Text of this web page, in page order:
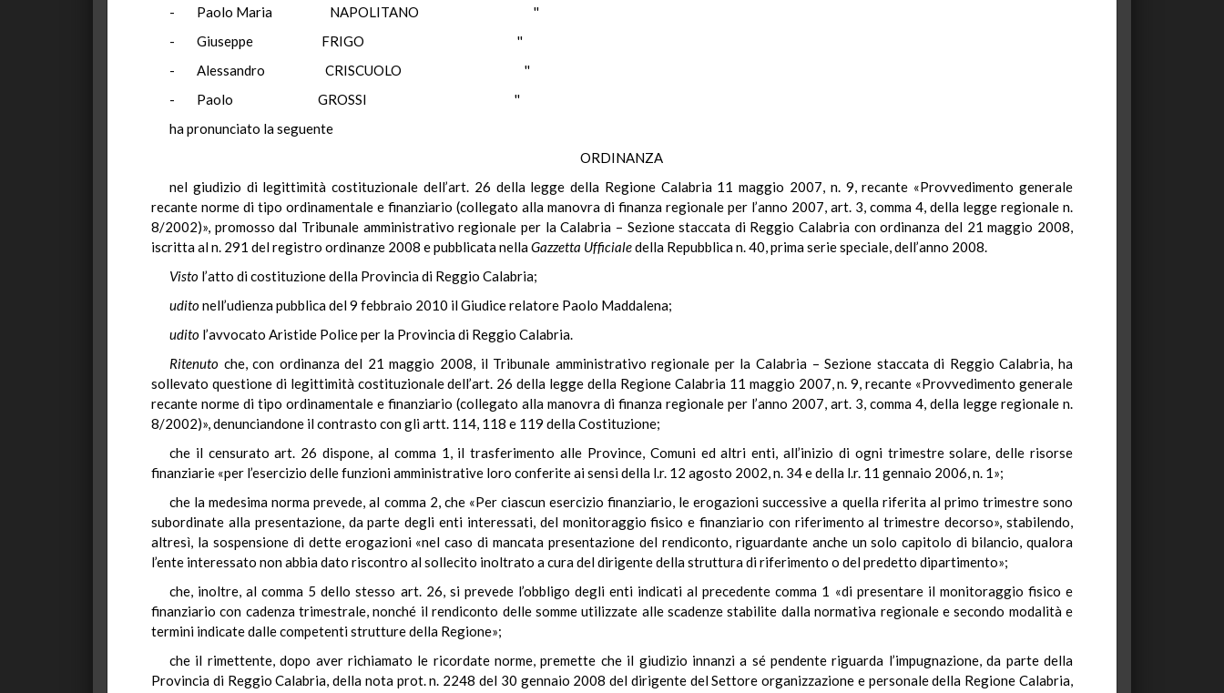
- Paolo Maria NAPOLITANO ''
- Giuseppe FRIGO ''
- Alessandro CRISCUOLO ''
- Paolo GROSSI ''
ha pronunciato la seguente
ORDINANZA
nel giudizio di legittimità costituzionale dell’art. 26 della legge della Regione Calabria 11 maggio 2007, n. 9, recante «Provvedimento generale
recante norme di tipo ordinamentale e finanziario (collegato alla manovra di finanza regionale per l’anno 2007, art. 3, comma 4, della legge regionale n.
8/2002)», promosso dal Tribunale amministrativo regionale per la Calabria – Sezione staccata di Reggio Calabria con ordinanza del 21 maggio 2008,
iscritta al n. 291 del registro ordinanze 2008 e pubblicata nellaGazzetta Ufficialedella Repubblica n. 40, prima serie speciale, dell’anno 2008.
Visto l’atto di costituzione della Provincia di Reggio Calabria;
uditonell’udienza pubblica del 9 febbraio 2010 il Giudice relatore Paolo Maddalena;
udito l’avvocato Aristide Police per la Provincia di Reggio Calabria.
Ritenuto che, con ordinanza del 21 maggio 2008, il Tribunale amministrativo regionale per la Calabria – Sezione staccata di Reggio Calabria, ha
sollevato questione di legittimità costituzionale dell’art. 26 della legge della Regione Calabria 11 maggio 2007, n. 9, recante «Provvedimento generale
recante norme di tipo ordinamentale e finanziario (collegato alla manovra di finanza regionale per l’anno 2007, art. 3, comma 4, della legge regionale n.
8/2002)», denunciandone il contrasto con gli artt. 114, 118 e 119 della Costituzione;
che il censurato art. 26 dispone, al comma 1, il trasferimento alle Province, Comuni ed altri enti, all’inizio di ogni trimestre solare, delle risorse
finanziarie «per l’esercizio delle funzioni amministrative loro conferite ai sensi della l.r. 12 agosto 2002, n. 34 e della l.r. 11 gennaio 2006, n. 1»;
che la medesima norma prevede, al comma 2, che «Per ciascun esercizio finanziario, le erogazioni successive a quella riferita al primo trimestre sono
subordinate alla presentazione, da parte degli enti interessati, del monitoraggio fisico e finanziario con riferimento al trimestre decorso», stabilendo,
altresì, la sospensione di dette erogazioni «nel caso di mancata presentazione del rendiconto, riguardante anche un solo capitolo di bilancio, qualora
l’ente interessato non abbia dato riscontro al sollecito inoltrato a cura del dirigente della struttura di riferimento o del predetto dipartimento»;
che, inoltre, al comma 5 dello stesso art. 26, si prevede l’obbligo degli enti indicati al precedente comma 1 «di presentare il monitoraggio fisico e
finanziario con cadenza trimestrale, nonché il rendiconto delle somme utilizzate alle scadenze stabilite dalla normativa regionale e secondo modalità e
termini indicate dalle competenti strutture della Regione»;
che il rimettente, dopo aver richiamato le ricordate norme, premette che il giudizio innanzi a sé pendente riguarda l’impugnazione, da parte della
Provincia di Reggio Calabria, della nota prot. n. 2248 del 30 gennaio 2008 del dirigente del Settore organizzazione e personale della Regione Calabria,